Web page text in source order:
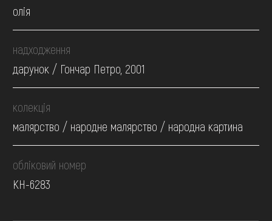
олія
надходження
дарунок / Гончар Петро, 2001
колекція
малярство / народне малярство / народна картина
обліковий номер
КН-6283